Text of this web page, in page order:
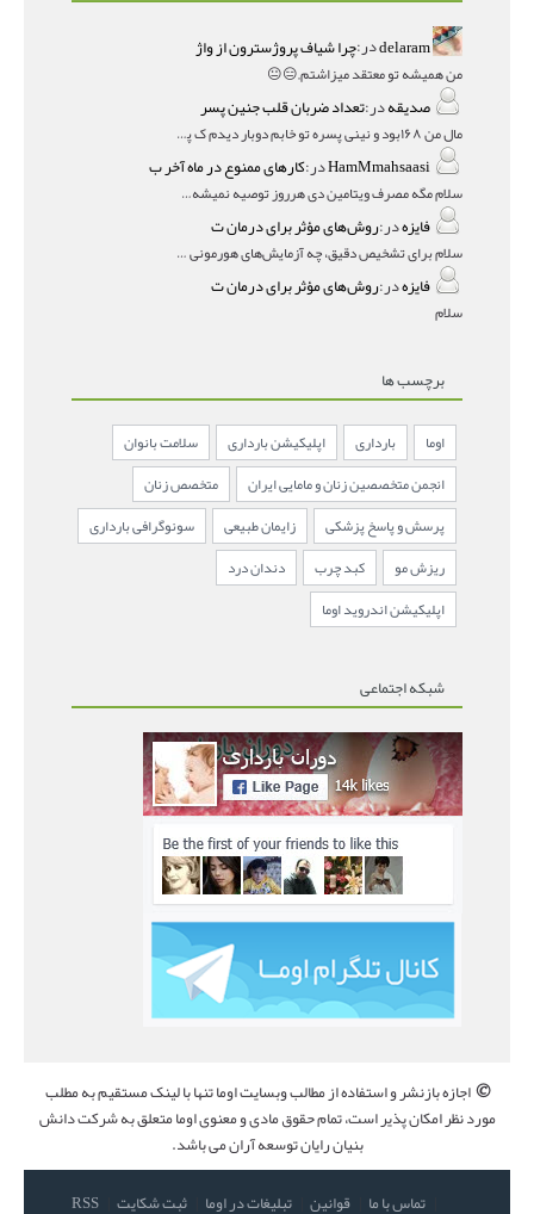
delaramدر:چرا شیاف پروژسترون از واژ
من همیشه تو معتقد میزاشتم,,😑😐
صدیقهدر:تعداد ضربان قلب جنین پسر
مال من ۱۶۸بود و نینی پسره تو خابم دوبار دیدم ک پسره
HamMmahsaasiدر:کارهای ممنوع در ماه آخر ب
سلام مگه مصرف ویتامین دی هرروز توصیه نمیشه؟درمقاله میگه
فایزهدر:روش‌های مؤثر برای درمان ت
سلام برای تشخیص دقیق، چه آزمایش‌های هورمونی و چه سونوگر
فایزهدر:روش‌های مؤثر برای درمان ت
سلام
برچسب ها
اوما بارداری اپلیکیشن بارداری
سلامت بانوان
انجمن متخصصین زنان و مامایی ایران
متخصص زنان
پرسش و پاسخ پزشکی
زایمان طبیعی
سونوگرافی بارداری
ریزش مو
کبد چرب
دندان درد
اپلیکیشن اندروید اوما
شبکه اجتماعی
©اجازه بازنشر و استفاده از مطالب وبسایت اوما تنها با لینک مستقیم به مطلب
مورد نظر امکان پذیر است، تمام حقوق مادی و معنوی اوما متعلق به شرکت دانش
بنیان رایان توسعه آران می باشد.
RSS ثبت شکایت تبلیغات در اوما قوانین تماس با ما